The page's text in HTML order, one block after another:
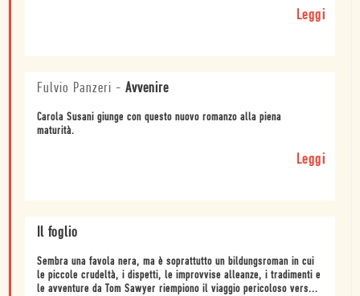
Leggi
Fulvio Panzeri - Avvenire
Carola Susani giunge con questo nuovo romanzo alla piena
maturità.
Leggi
Il foglio
Sembra una favola nera, ma è soprattutto un bildungsroman in cui
le piccole crudeltà, i dispetti, le improvvise alleanze, i tradimenti e
le avventure da Tom Sawyer riempiono il viaggio pericoloso vers...